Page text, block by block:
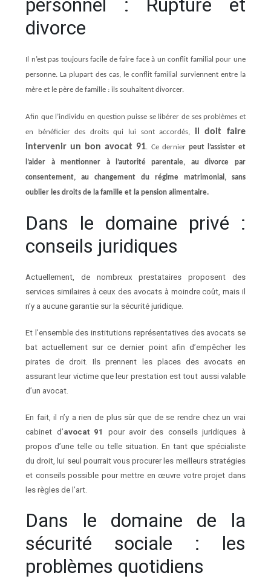
personnel : Rupture et
divorce
Il n’est pas toujours facile de faire face à un conflit familial pour une
personne. La plupart des cas, le conflit familial surviennent entre la
mère et le père de famille : ils souhaitent divorcer.
Afin que l’individu en question puisse se libérer de ses problèmes et
en bénéficier des droits qui lui sont accordés, il doit faire
intervenir un bonavocat 91. Ce dernier peut l’assister et
l’aider à mentionner à l’autorité parentale, au divorce par
consentement, au changement du régime matrimonial, sans
oublier les droits de la famille et la pension alimentaire.
Dans le domaine privé :
conseils juridiques
Actuellement, de nombreux prestataires proposent des
services similaires à ceux des avocats à moindre coût, mais il
n’y a aucune garantie sur la sécurité juridique.
Et l’ensemble des institutions représentatives des avocats se
bat actuellement sur ce dernier point afin d’empêcher les
pirates de droit. Ils prennent les places des avocats en
assurant leur victime que leur prestation est tout aussi valable
d’un avocat.
En fait, il n’y a rien de plus sûr que de se rendre chez un vrai
cabinet d’avocat 91
pour avoir des conseils juridiques à
propos d’une telle ou telle situation. En tant que spécialiste
du droit, lui seul pourrait vous procurer les meilleurs stratégies
et conseils possible pour mettre en œuvre votre projet dans
les règles de l’art.
Dans le domaine de la
sécurité sociale : les
problèmes quotidiens